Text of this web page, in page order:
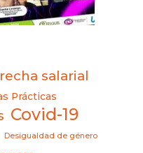
salarial
Prácticas
Covid-19
Desigualdad de género